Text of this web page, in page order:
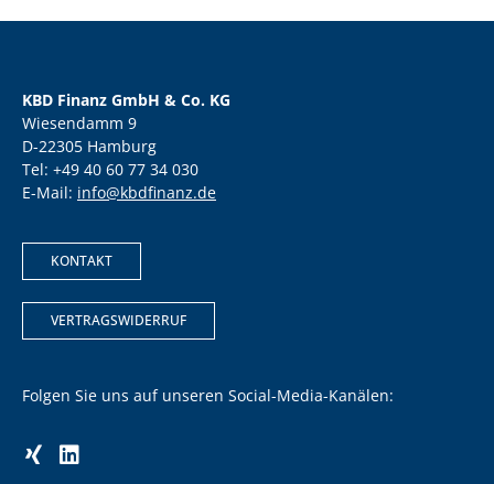
KBD Finanz GmbH & Co. KG
Wiesendamm 9
D-22305 Hamburg
Tel: +49 40 60 77 34 030
E-Mail: info@kbdfinanz.de
KONTAKT
VERTRAGSWIDERRUF
Folgen Sie uns auf unseren Social-Media-Kanälen: